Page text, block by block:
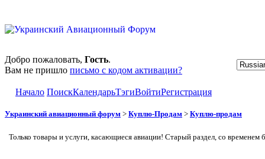
Добро пожаловать, Гость.
Вам не пришло письмо с кодом активации?
Начало ПоискКалендарьТэгиВойтиРегистрация
Украинский авиационный форум > Куплю-Продам > Куплю-продам
Только товары и услуги, касающиеся авиации! Старый раздел, со временем